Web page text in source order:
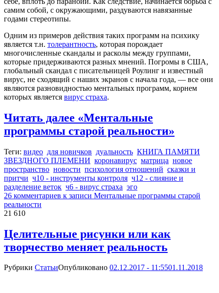
самим собой, с окружающими, раздуваются навязанные
годами стереотипы.
Одним из примеров действия таких программ на психику
является т.н. толерантность, которая порождает
многочисленные скандалы и расколы между группами,
которые придерживаются разных мнений. Погромы в США,
глобальный скандал с писательницей Роулинг и известный
вирус, не сходящий с наших экранов с начала года, — все они
являются разновидностью ментальных программ, корнем
которых является вирус страха.
Читать далее «Ментальные
программы старой реальности»
Теги: видео для новичков дуальность КНИГА ПАМЯТИ
ЗВЕЗДНОГО ПЛЕМЕНИ коронавирус матрица новое
пространство новости психология отношений сказки и
притчи ч10 - инструменты контроля ч12 - слияние и
разделение веток ч6 - вирус страха эго
26 комментариев к записи Ментальные программы старой
реальности
21 610
Целительные рисунки или как
творчество меняет реальность
Рубрики СтатьиОпубликовано 02.12.2017 - 11:5501.11.2018